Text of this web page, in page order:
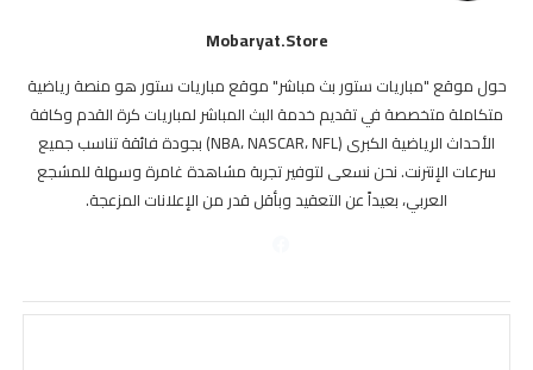
Mobaryat.store
حول موقع "مباريات ستور بث مباشر" موقع مباريات ستور هو منصة رياضية
متكاملة متخصصة في تقديم خدمة البث المباشر لمباريات كرة القدم وكافة
الأحداث الرياضية الكبرى (NBA، NASCAR، NFL) بجودة فائقة تناسب جميع
سرعات الإنترنت. نحن نسعى لتوفير تجربة مشاهدة غامرة وسهلة للمشجع
العربي، بعيداً عن التعقيد وبأقل قدر من الإعلانات المزعجة.